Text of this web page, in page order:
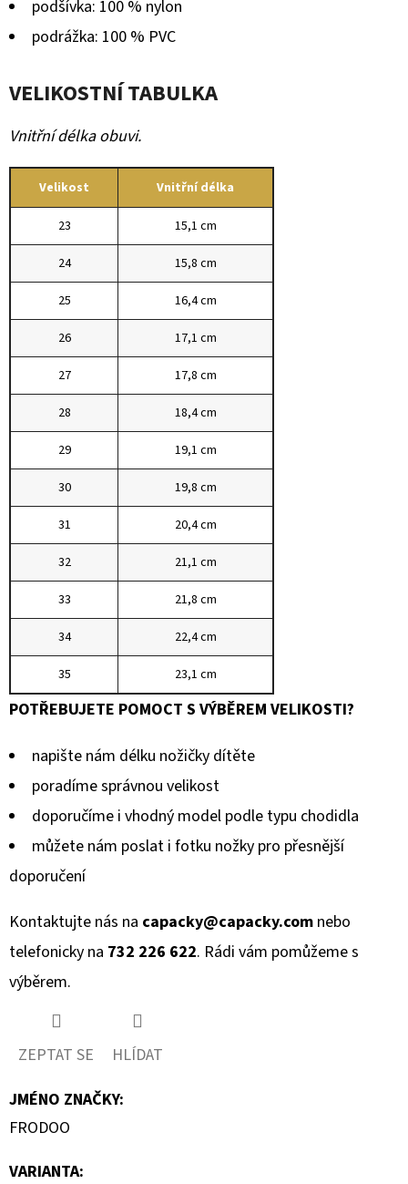
podšívka: 100 % nylon
podrážka: 100 % PVC
VELIKOSTNÍ TABULKA
Vnitřní délka obuvi.
Velikost Vnitřní délka
23 15,1 cm
24 15,8 cm
25 16,4 cm
26 17,1 cm
27 17,8 cm
28 18,4 cm
29 19,1 cm
30 19,8 cm
31 20,4 cm
32 21,1 cm
33 21,8 cm
34 22,4 cm
35 23,1 cm
POTŘEBUJETE POMOCT S VÝBĚREM VELIKOSTI?
napište nám délku nožičky dítěte
poradíme správnou velikost
doporučíme i vhodný model podle typu chodidla
můžete nám poslat i fotku nožky pro přesnější
doporučení
Kontaktujte nás na capacky@capacky.com nebo
telefonicky na 732 226 622. Rádi vám pomůžeme s
výběrem.
ZEPTAT SE
HLÍDAT
JMÉNO ZNAČKY:
FRODOO
VARIANTA: